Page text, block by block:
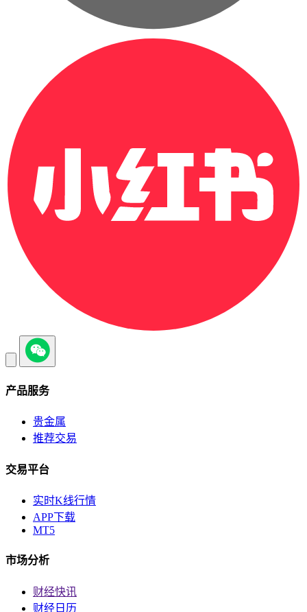
产品服务
贵金属
推荐交易
交易平台
实时K线行情
APP下载
MT5
市场分析
财经快讯
财经日历